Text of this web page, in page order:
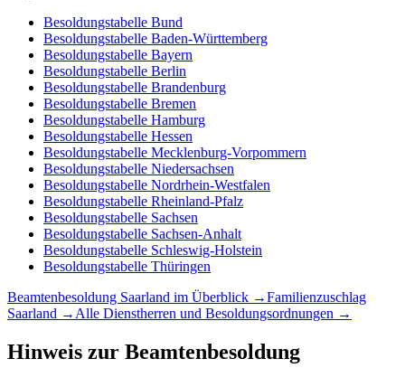
Besoldungstabelle Bund
Besoldungstabelle Baden-Württemberg
Besoldungstabelle Bayern
Besoldungstabelle Berlin
Besoldungstabelle Brandenburg
Besoldungstabelle Bremen
Besoldungstabelle Hamburg
Besoldungstabelle Hessen
Besoldungstabelle Mecklenburg-Vorpommern
Besoldungstabelle Niedersachsen
Besoldungstabelle Nordrhein-Westfalen
Besoldungstabelle Rheinland-Pfalz
Besoldungstabelle Sachsen
Besoldungstabelle Sachsen-Anhalt
Besoldungstabelle Schleswig-Holstein
Besoldungstabelle Thüringen
Beamtenbesoldung Saarland im Überblick →Familienzuschlag
Saarland → Alle Dienstherren und Besoldungsordnungen →
Hinweis zur Beamtenbesoldung